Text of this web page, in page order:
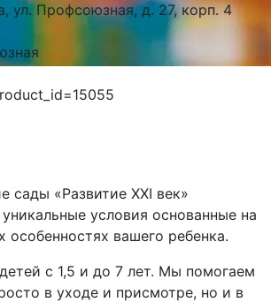
ул. Профсоюзная, д. 27, корп. 4
сады «Развитие XXI век»
условия основанные на
особенностях вашего ребенка.
с 1,5 и до 7 лет. Мы помогаем
в уходе и присмотре, но и в